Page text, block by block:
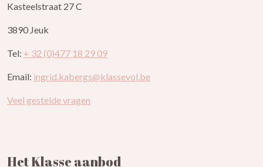
Kasteelstraat 27 C
3890 Jeuk
Tel: + 32 (0)477 18 29 09
Email: ingrid.kabergs@klassevol.be
Veel gestelde vragen
Het Klasse aanbod